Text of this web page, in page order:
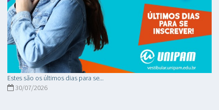
Estes são os últimos dias para se...
30/07/2026